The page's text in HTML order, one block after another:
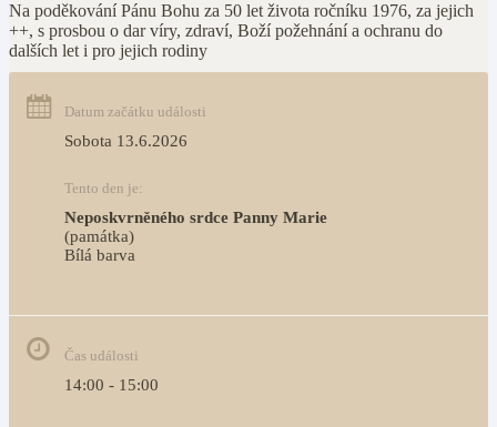
Na poděkování Pánu Bohu za 50 let života ročníku 1976, za jejich
++, s prosbou o dar víry, zdraví, Boží požehnání a ochranu do
dalších let i pro jejich rodiny
Datum začátku události
Sobota 13.6.2026
Tento den je:
Neposkvrněného srdce Panny Marie
(památka)
Bílá barva
Čas události
14:00 - 15:00